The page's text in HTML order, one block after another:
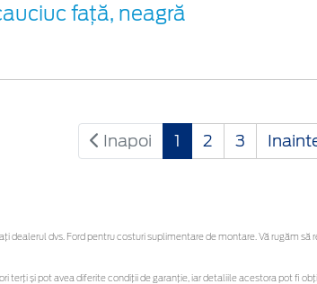
faţă, neagră
Inapoi 1 2 3
dealerul dvs. Ford pentru costuri suplimentare de montare. Vă rugăm
terți și pot avea diferite condiții de garanție, iar detaliile acestora pot fi